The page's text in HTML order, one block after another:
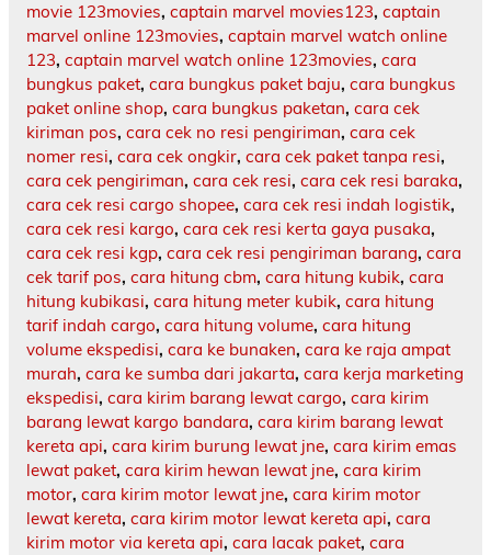
movie 123movies, captain marvel movies123, captain
marvel online 123movies, captain marvel watch online
123, captain marvel watch online 123movies, cara
bungkus paket, cara bungkus paket baju, cara bungkus
paket online shop, cara bungkus paketan, cara cek
kiriman pos, cara cek no resi pengiriman, cara cek
nomer resi, cara cek ongkir, cara cek paket tanpa resi,
cara cek pengiriman, cara cek resi, cara cek resi baraka,
cara cek resi cargo shopee, cara cek resi indah logistik,
cara cek resi kargo, cara cek resi kerta gaya pusaka,
cara cek resi kgp, cara cek resi pengiriman barang, cara
cek tarif pos, cara hitung cbm, cara hitung kubik, cara
hitung kubikasi, cara hitung meter kubik, cara hitung
tarif indah cargo, cara hitung volume, cara hitung
volume ekspedisi, cara ke bunaken, cara ke raja ampat
murah, cara ke sumba dari jakarta, cara kerja marketing
ekspedisi, cara kirim barang lewat cargo, cara kirim
barang lewat kargo bandara, cara kirim barang lewat
kereta api, cara kirim burung lewat jne, cara kirim emas
lewat paket, cara kirim hewan lewat jne, cara kirim
motor, cara kirim motor lewat jne, cara kirim motor
lewat kereta, cara kirim motor lewat kereta api, cara
kirim motor via kereta api, cara lacak paket, cara